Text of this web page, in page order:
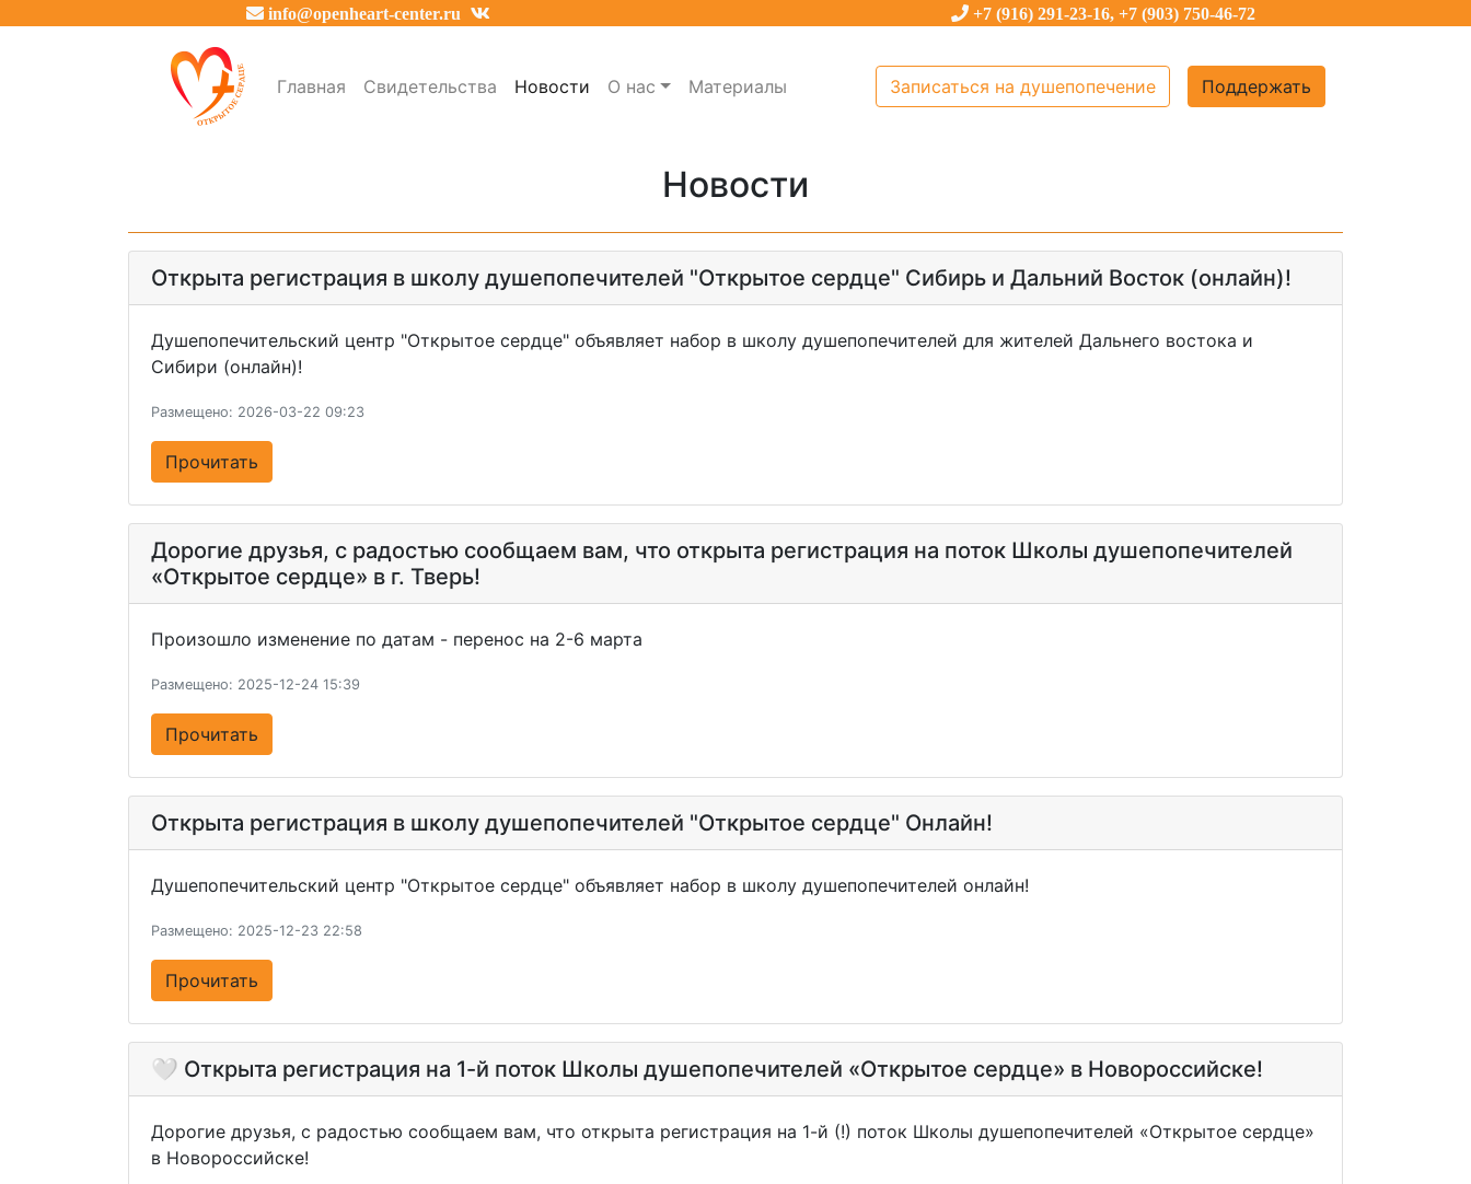
info@openheart-center.ru +7 (916) 291-23-16, +7 (903) 750-46-72
Главная Свидетельства Новости О нас Материалы Записаться на душепопечение Поддержать
Новости
Открыта регистрация в школу душепопечителей "Открытое сердце" Сибирь и Дальний Восток (онлайн)!
Душепопечительский центр "Открытое сердце" объявляет набор в школу душепопечителей для жителей Дальнего востока и
Сибири (онлайн)!
Размещено: 2026-03-22 09:23
Прочитать
Дорогие друзья, с радостью сообщаем вам, что открыта регистрация на поток Школы душепопечителей
«Открытое сердце» в г. Тверь!
Произошло изменение по датам - перенос на 2-6 марта
Размещено: 2025-12-24 15:39
Прочитать
Открыта регистрация в школу душепопечителей "Открытое сердце" Онлайн!
Душепопечительский центр "Открытое сердце" объявляет набор в школу душепопечителей онлайн!
Размещено: 2025-12-23 22:58
Прочитать
🤍 Открыта регистрация на 1-й поток Школы душепопечителей «Открытое сердце» в Новороссийске!
Дорогие друзья, с радостью сообщаем вам, что открыта регистрация на 1-й (!) поток Школы душепопечителей «Открытое сердце»
в Новороссийске!